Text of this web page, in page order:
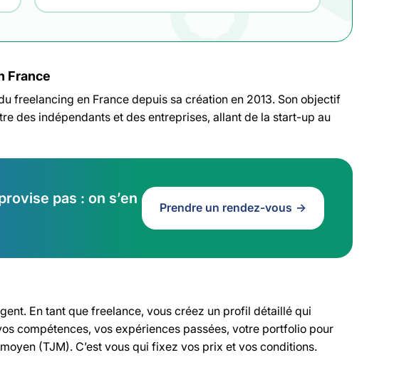
France
freelancing en France depuis sa création en 2013. Son objectif
des indépendants et des entreprises, allant de la start-up au
pas : on s’en
Prendre un rendez-vous
En tant que freelance, vous créez un profil détaillé qui
compétences, vos expériences passées, votre portfolio pour
(TJM). C’est vous qui fixez vos prix et vos conditions.